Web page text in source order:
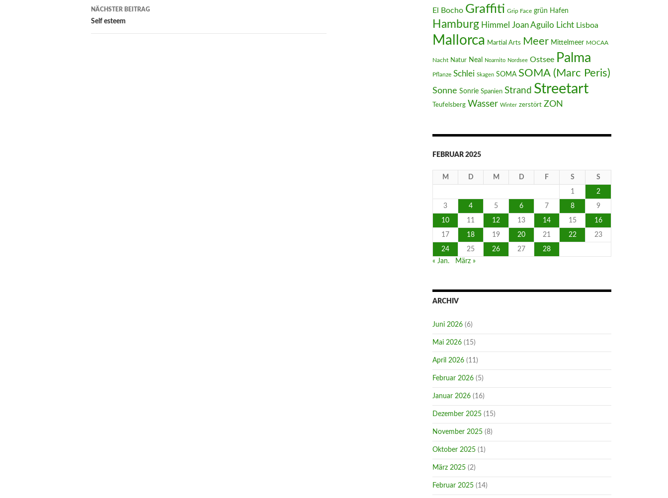
NÄCHSTER BEITRAG
Self esteem
El Bocho Graffiti Grip Face grün Hafen
Hamburg Himmel Joan Aguilo Licht Lisboa
Mallorca Martial Arts Meer Mittelmeer MOCAA
Nacht Natur Neal Noarnito Nordsee Ostsee Palma
Pflanze Schlei Skagen SOMA SOMA (Marc Peris)
Sonne Sonrie Spanien Strand Streetart
Teufelsberg Wasser Winter zerstört ZON
FEBRUAR 2025
M D M D F S S
1 2
3 4 5 6 7 8 9
10 11 12 13 14 15 16
17 18 19 20 21 22 23
24 25 26 27
28
« Jan.
März »
ARCHIV
Juni 2026 (6)
Mai 2026 (15)
April 2026 (11)
Februar 2026 (5)
Januar 2026 (16)
Dezember 2025 (15)
November 2025 (8)
Oktober 2025 (1)
März 2025 (2)
Februar 2025 (14)